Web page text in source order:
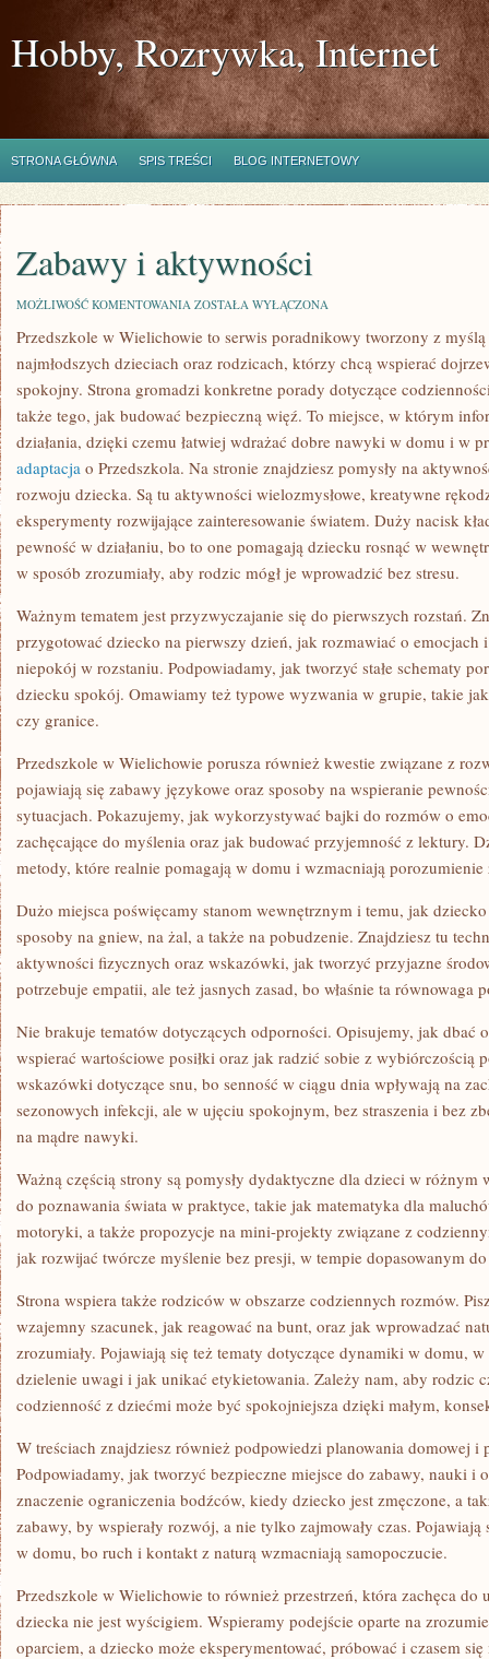
Hobby, Rozrywka, Internet
STRONA GŁÓWNA SPIS TREŚCI BLOG INTERNETOWY
Zabawy i aktywności
MOŻLIWOŚĆ KOMENTOWANIA ZABAWY
AKTYWNOŚCI
ZOSTAŁA WYŁĄCZONA
Przedszkole w Wielichowie to serwis poradnikowy tworzony z
najmłodszych dzieciach oraz rodzicach, którzy chcą wspierać
spokojny. Strona gromadzi konkretne porady dotyczące
także tego, jak budować bezpieczną więź. To miejsce, w którym
działania, dzięki czemu łatwiej wdrażać dobre nawyki w domu i w
adaptacja o Przedszkola. Na stronie znajdziesz pomysły na
rozwoju dziecka. Są tu aktywności wielozmysłowe, kreatywne
eksperymenty rozwijające zainteresowanie światem. Duży nacisk
pewność w działaniu, bo to one pomagają dziecku rosnąć w
w sposób zrozumiały, aby rodzic mógł je wprowadzić bez stresu.
Ważnym tematem jest przyzwyczajanie się do pierwszych rozstań.
przygotować dziecko na pierwszy dzień, jak rozmawiać o emocjach
niepokój w rozstaniu. Podpowiadamy, jak tworzyć stałe schematy
dziecku spokój. Omawiamy też typowe wyzwania w grupie, takie
czy granice.
Przedszkole w Wielichowie porusza również kwestie związane z
pojawiają się zabawy językowe oraz sposoby na wspieranie
sytuacjach. Pokazujemy, jak wykorzystywać bajki do rozmów o
zachęcające do myślenia oraz jak budować przyjemność z lektury.
metody, które realnie pomagają w domu i wzmacniają
Dużo miejsca poświęcamy stanom wewnętrznym i temu, jak
sposoby na gniew, na żal, a także na pobudzenie. Znajdziesz tu
aktywności fizycznych oraz wskazówki, jak tworzyć przyjazne
potrzebuje empatii, ale też jasnych zasad, bo właśnie ta równowaga
Nie brakuje tematów dotyczących odporności. Opisujemy, jak dbać
wspierać wartościowe posiłki oraz jak radzić sobie z wybiórczością
wskazówki dotyczące snu, bo senność w ciągu dnia wpływają na
sezonowych infekcji, ale w ujęciu spokojnym, bez straszenia i bez
na mądre nawyki.
Ważną częścią strony są pomysły dydaktyczne dla dzieci w
do poznawania świata w praktyce, takie jak matematyka dla
motoryki, a także propozycje na mini-projekty związane z
jak rozwijać twórcze myślenie bez presji, w tempie dopasowanym
Strona wspiera także rodziców w obszarze codziennych rozmów.
wzajemny szacunek, jak reagować na bunt, oraz jak wprowadzać
zrozumiały. Pojawiają się też tematy dotyczące dynamiki w domu,
dzielenie uwagi i jak unikać etykietowania. Zależy nam, aby rodzic
codzienność z dziećmi może być spokojniejsza dzięki małym,
W treściach znajdziesz również podpowiedzi planowania domowej i
Podpowiadamy, jak tworzyć bezpieczne miejsce do zabawy, nauki i
znaczenie ograniczenia bodźców, kiedy dziecko jest zmęczone, a
zabawy, by wspierały rozwój, a nie tylko zajmowały czas.
w domu, bo ruch i kontakt z naturą wzmacniają samopoczucie.
Przedszkole w Wielichowie to również przestrzeń, która zachęca
dziecka nie jest wyścigiem. Wspieramy podejście oparte na
oparciem, a dziecko może eksperymentować, próbować i czasem